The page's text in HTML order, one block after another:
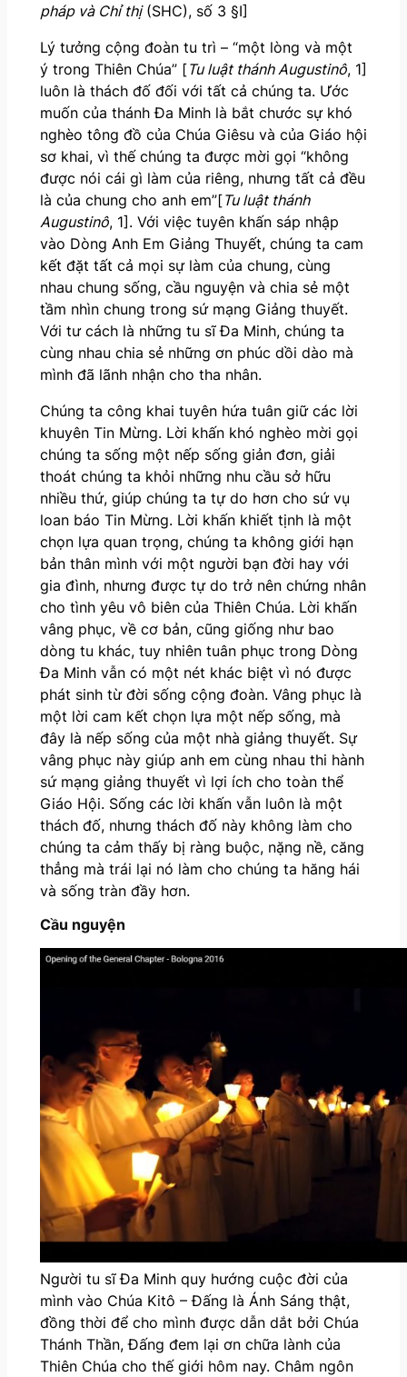
pháp và Chỉ thị(SHC), số 3 §I]
Lý tưởng cộng đoàn tu trì – “một lòng và một
ý trong Thiên Chúa” [Tu luật thánh Augustinô, 1]
luôn là thách đố đối với tất cả chúng ta. Ước
muốn của thánh Đa Minh là bắt chước sự khó
nghèo tông đồ của Chúa Giêsu và của Giáo hội
sơ khai, vì thế chúng ta được mời gọi “không
được nói cái gì làm của riêng, nhưng tất cả đều
là của chung cho anh em”[Tu luật thánh
Augustinô, 1]. Với việc tuyên khấn sáp nhập
vào Dòng Anh Em Giảng Thuyết, chúng ta cam
kết đặt tất cả mọi sự làm của chung, cùng
nhau chung sống, cầu nguyện và chia sẻ một
tầm nhìn chung trong sứ mạng Giảng thuyết.
Với tư cách là những tu sĩ Đa Minh, chúng ta
cùng nhau chia sẻ những ơn phúc dồi dào mà
mình đã lãnh nhận cho tha nhân.
Chúng ta công khai tuyên hứa tuân giữ các lời
khuyên Tin Mừng. Lời khấn khó nghèo mời gọi
chúng ta sống một nếp sống giản đơn, giải
thoát chúng ta khỏi những nhu cầu sở hữu
nhiều thứ, giúp chúng ta tự do hơn cho sứ vụ
loan báo Tin Mừng. Lời khấn khiết tịnh là một
chọn lựa quan trọng, chúng ta không giới hạn
bản thân mình với một người bạn đời hay với
gia đình, nhưng được tự do trở nên chứng nhân
cho tình yêu vô biên của Thiên Chúa. Lời khấn
vâng phục, về cơ bản, cũng giống như bao
dòng tu khác, tuy nhiên tuân phục trong Dòng
Đa Minh vẫn có một nét khác biệt vì nó được
phát sinh từ đời sống cộng đoàn. Vâng phục là
một lời cam kết chọn lựa một nếp sống, mà
đây là nếp sống của một nhà giảng thuyết. Sự
vâng phục này giúp anh em cùng nhau thi hành
sứ mạng giảng thuyết vì lợi ích cho toàn thể
Giáo Hội. Sống các lời khấn vẫn luôn là một
thách đố, nhưng thách đố này không làm cho
chúng ta cảm thấy bị ràng buộc, nặng nề, căng
thẳng mà trái lại nó làm cho chúng ta hăng hái
và sống tràn đầy hơn.
Cầu nguyện
Người tu sĩ Đa Minh quy hướng cuộc đời của
mình vào Chúa Kitô – Đấng là Ánh Sáng thật,
đồng thời để cho mình được dẫn dắt bởi Chúa
Thánh Thần, Đấng đem lại ơn chữa lành của
Thiên Chúa cho thế giới hôm nay. Châm ngôn